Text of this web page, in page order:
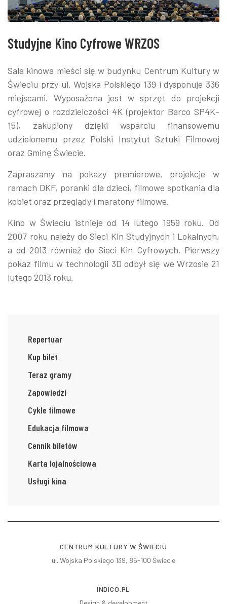
Studyjne Kino Cyfrowe WRZOS
Sala kinowa mieści się w budynku Centrum Kultury w
Świeciu przy ul. Wojska Polskiego 139 i dysponuje 336
miejscami. Wyposażona jest w sprzęt do projekcji
cyfrowej o rozdzielczości 4K (projektor Barco SP4K-
15), zakupiony dzięki wsparciu finansowemu
udzielonemu przez Polski Instytut Sztuki Filmowej
oraz Gminę Świecie.
Zapraszamy na pokazy premierowe, projekcje w
ramach DKF, poranki dla dzieci, filmowe spotkania dla
kobiet oraz przeglądy i maratony filmowe.
Kino w Świeciu istnieje od 14 lutego 1959 roku. Od
2007 roku należy do Sieci Kin Studyjnych i Lokalnych,
a od 2013 również do Sieci Kin Cyfrowych. Pierwszy
pokaz filmu w technologii 3D odbył się we Wrzosie 21
lutego 2013 roku.
Repertuar
Kup bilet
Teraz gramy
Zapowiedzi
Cykle filmowe
Edukacja filmowa
Cennik biletów
Karta lojalnościowa
Usługi kina
CENTRUM KULTURY W ŚWIECIU
ul. Wojska Polskiego 139, 86-100 Świecie
INDICO.PL